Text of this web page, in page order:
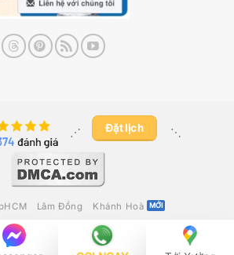
⋰ ​ Đặt lịch ⋱
Lâm Đồng Khánh Hoà
2026 ©
May In Thêu Hải Triều
Nam
– GPKD Số 0316280392 Do Sở Kế